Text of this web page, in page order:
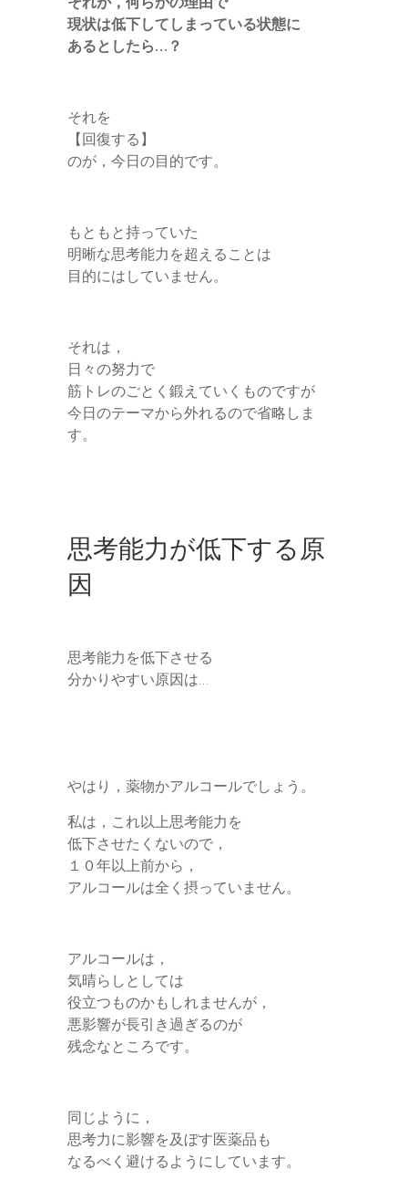
現状は低下してしまっている状態に
あるとしたら…？
それを
【回復する】
のが，今日の目的です。
もともと持っていた
明晰な思考能力を超えることは
目的にはしていません。
それは，
日々の努力で
筋トレのごとく鍛えていくものですが
今日のテーマから外れるので省略しま
す。
思考能力が低下する原
因
思考能力を低下させる
分かりやすい原因は…
やはり，薬物かアルコールでしょう。
私は，これ以上思考能力を
低下させたくないので，
１０年以上前から，
アルコールは全く摂っていません。
アルコールは，
気晴らしとしては
役立つものかもしれませんが，
悪影響が長引き過ぎるのが
残念なところです。
同じように，
思考力に影響を及ぼす医薬品も
なるべく避けるようにしています。